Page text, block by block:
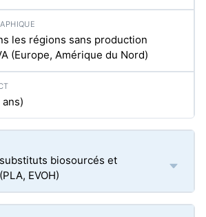
les régions sans production
(Europe, Amérique du Nord)
biosourcés et
EVOH)